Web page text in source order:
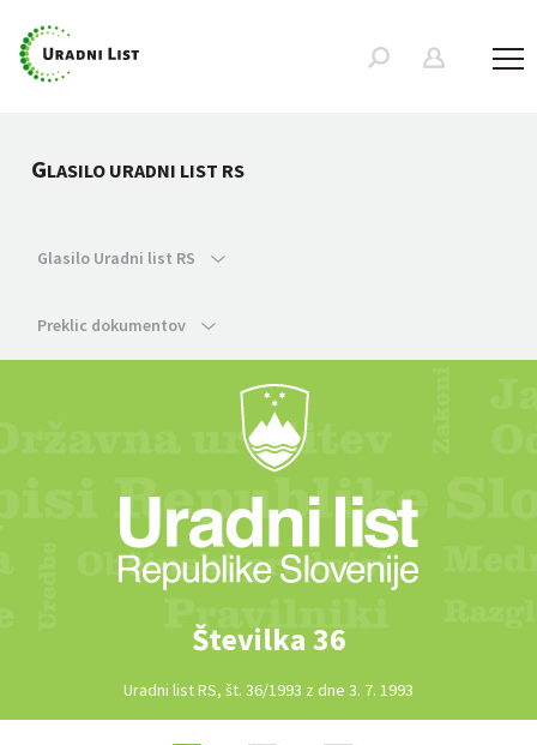
GLASILO URADNI LIST RS
Glasilo Uradni list RS
Preklic dokumentov
Številka 36
Uradni list RS, št. 36/1993 z dne 3. 7. 1993